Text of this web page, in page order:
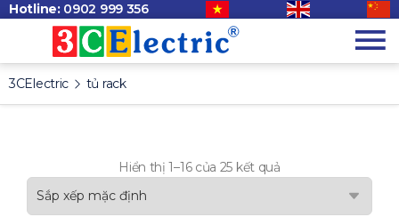
Hotline: 0902 999 356
3CElectric tủ rack
Hiển thị 1–16 của 25 kết quả